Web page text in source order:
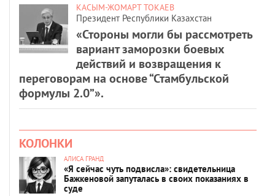
КАСЫМ-ЖОМАРТ ТОКАЕВ
Президент Республики Казахстан
«Стороны могли бы рассмотреть
вариант заморозки боевых
действий и возвращения к
переговорам на основе “Стамбульской
формулы 2.0”».
КОЛОНКИ
АЛИСА ГРАНД
«Я сейчас чуть подвисла»: свидетельница
Бажкеновой запуталась в своих показаниях в
суде